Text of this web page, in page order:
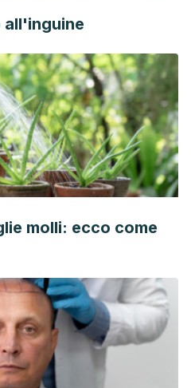
menopausia, conceptos clave.
2014 [citado 2018
en:
75262014000200010.
León-Vásquez, Susan, &
(2015). Estudio de la Maca
andino con propiedades
,6 (2), 131-
sci.agropecu.2015.02.06
all'inguine
molli: ecco come